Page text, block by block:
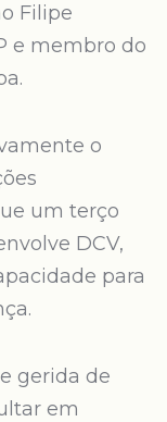
Filipe
e membro do
o
um terço
DCV,
para
gerida de
em